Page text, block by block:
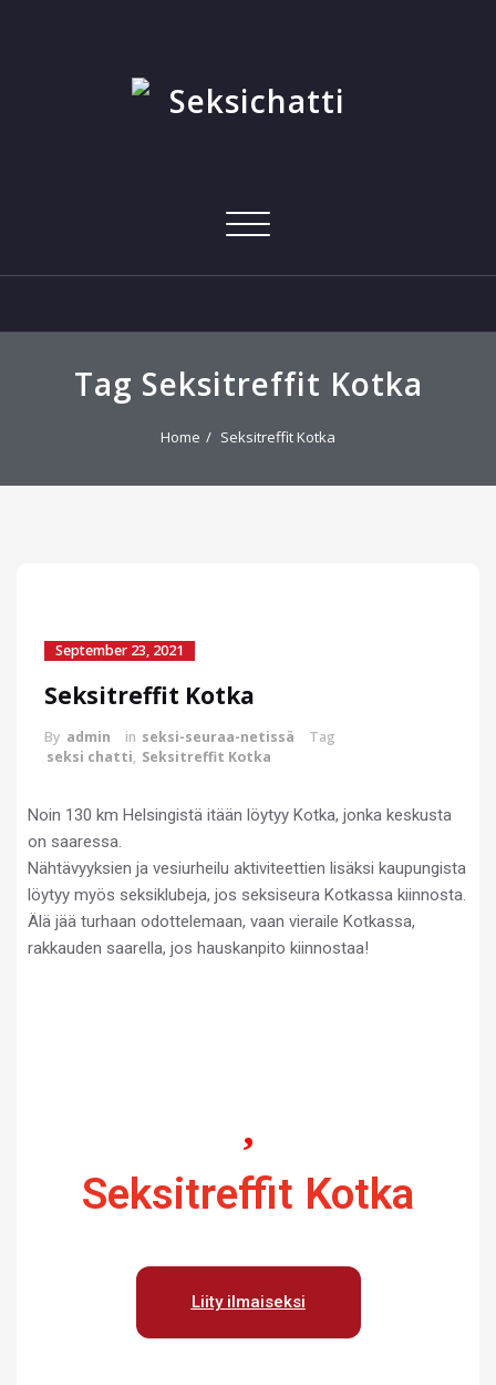
Toggle
Tag Seksitreffit Kotka
Home Seksitreffit Kotka
September 23, 2021
Seksitreffit Kotka
By admin in seksi-seuraa-netissä
Tag
seksi chatti, Seksitreffit Kotka
Noin 130 km Helsingistä itään löytyy Kotka, jonka keskusta
on saaressa.
Nähtävyyksien ja vesiurheilu aktiviteettien lisäksi kaupungista
löytyy myös seksiklubeja, jos seksiseura Kotkassa kiinnosta.
Älä jää turhaan odottelemaan, vaan vieraile Kotkassa,
rakkauden saarella, jos hauskanpito kiinnostaa!
Seksitreffit Kotka
Liity ilmaiseksi